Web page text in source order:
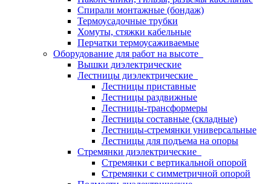
Спирали монтажные (бондаж)
Термоусадочные трубки
Хомуты, стяжки кабельные
Перчатки термоусаживаемые
Оборудование для работ на высоте
Вышки диэлектрические
Лестницы диэлектрические
Лестницы приставные
Лестницы раздвижные
Лестницы-трансформеры
Лестницы составные (складные)
Лестницы-стремянки универсальные
Лестницы для подъема на опоры
Стремянки диэлектрические
Стремянки с вертикальной опорой
Стремянки с симметричной опорой